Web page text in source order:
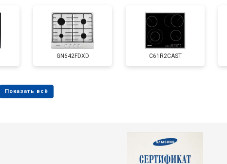
GN642FDXD C61R2CAST